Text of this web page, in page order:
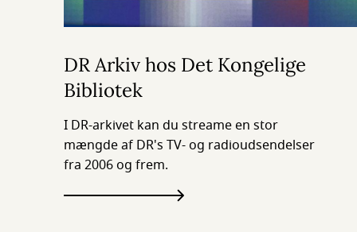
DR Arkiv hos Det Kongelige
Bibliotek
I DR-arkivet kan du streame en stor
mængde af DR's TV- og radioudsendelser
fra 2006 og frem.